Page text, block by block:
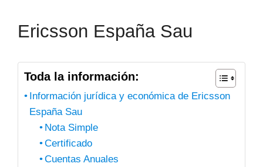
Ericsson España Sau
Toda la información:
Información jurídica y económica de Ericsson
España Sau
Nota Simple
Certificado
Cuentas Anuales